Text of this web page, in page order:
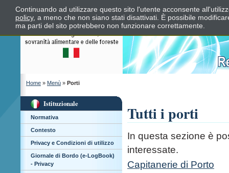
Home » Menù » Porti
Istituzionale
Normativa
Contesto
Privacy e Condizioni di utilizzo
Giornale di Bordo (e-LogBook)
- Privacy
Tutti i porti
In questa sezione è
interessate.
Capitanerie di Porto
Continuando ad utilizzare questo sito l'utente acconsente
policy, a meno che non siano stati disattivati. È possibile
ma parti del sito potrebbero non funzionare correttamente.